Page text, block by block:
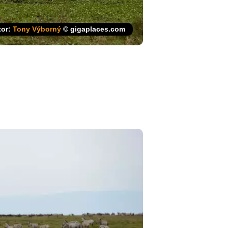
Tony Výborný © gigaplaces.com